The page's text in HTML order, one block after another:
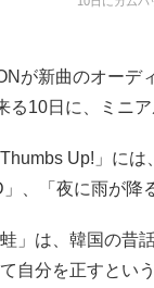
が新曲のオーデ
る10日に、ミニ
Up!」に
」、「夜に雨が降
」は、韓国の昔
自分を正すとい